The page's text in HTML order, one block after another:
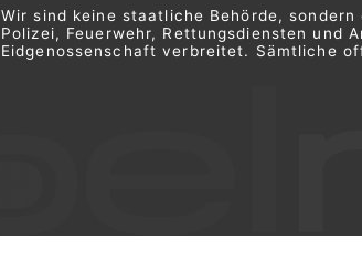
Wir sind keine staatliche Behörde,
Polizei, Feuerwehr, Rettungsdiensten und
Eidgenossenschaft verbreitet. Sämtliche